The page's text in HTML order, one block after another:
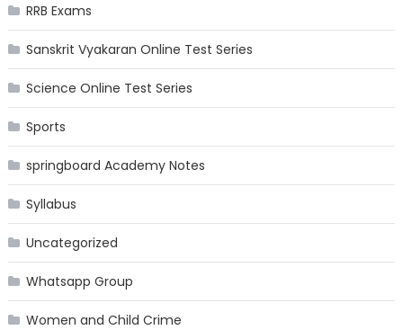
RRB Exams
Sanskrit Vyakaran Online Test Series
Science Online Test Series
Sports
springboard Academy Notes
Syllabus
Uncategorized
Whatsapp Group
Women and Child Crime